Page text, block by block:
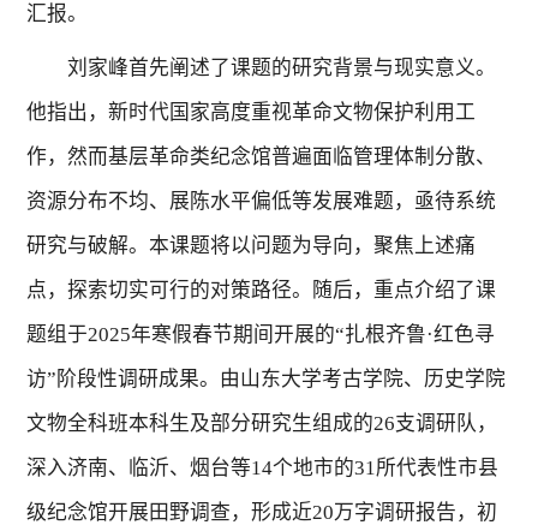
汇报。
刘家峰首先阐述了课题的研究背景与现实意义。
他指出，新时代国家高度重视革命文物保护利用工
作，然而基层革命类纪念馆普遍面临管理体制分散、
资源分布不均、展陈水平偏低等发展难题，亟待系统
研究与破解。本课题将以问题为导向，聚焦上述痛
点，探索切实可行的对策路径。随后，重点介绍了课
题组于2025年寒假春节期间开展的“扎根齐鲁·红色寻
访”阶段性调研成果。由山东大学考古学院、历史学院
文物全科班本科生及部分研究生组成的26支调研队，
深入济南、临沂、烟台等14个地市的31 所代表性市县
级纪念馆开展田野调查，形成近20万字调研报告，初